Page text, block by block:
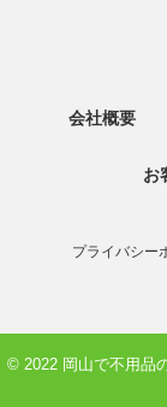
会社概要
お
プライバシー
© 2022 岡山で不用品